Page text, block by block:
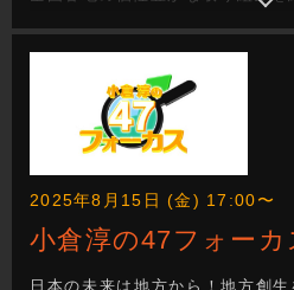
産品があるのに・・・。 街
い・・・。 でも、どうしたらいい
つなぐ地方創生成功へのヒントが
2025年8月15日 (金) 17:00〜
小倉淳の47フォー
日本の未来は地方から！地方創